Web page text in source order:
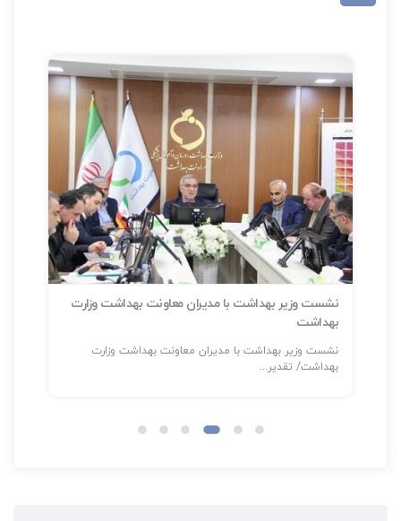
نشست وزیر بهداشت با مدیران معاونت بهداشت وزارت
بهداشت
نشست وزیر بهداشت با مدیران معاونت بهداشت وزارت
بهداشت/ تقدیر...